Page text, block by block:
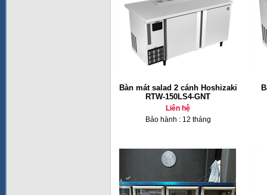
Bàn mát salad 2 cánh Hoshizaki
RTW-150LS4-GNT
Liên hệ
Bảo hành : 12 tháng